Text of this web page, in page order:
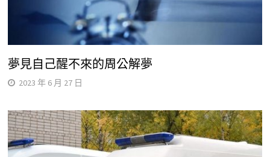
夢見自己醒不來的周公解夢
2023 年 6 月 27 日